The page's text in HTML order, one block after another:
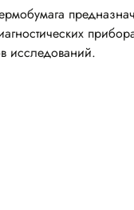
исследований.